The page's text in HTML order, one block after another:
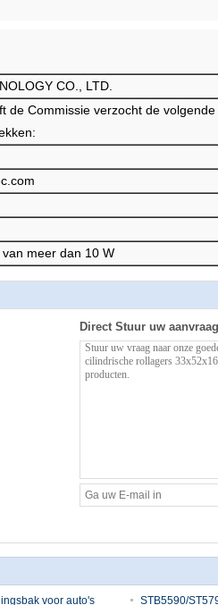
CO., LTD.
de Commissie verzocht de volgende
meer dan 10 W
Direct Stuur uw
voor auto's STB5590/